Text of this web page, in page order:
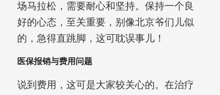
场马拉松，需要耐心和坚持。保持一个良
好的心态，至关重要，别像北京爷们儿似
的，急得直跳脚，这可耽误事儿！
医保报销与费用问题
说到费用，这可是大家较关心的。在治疗